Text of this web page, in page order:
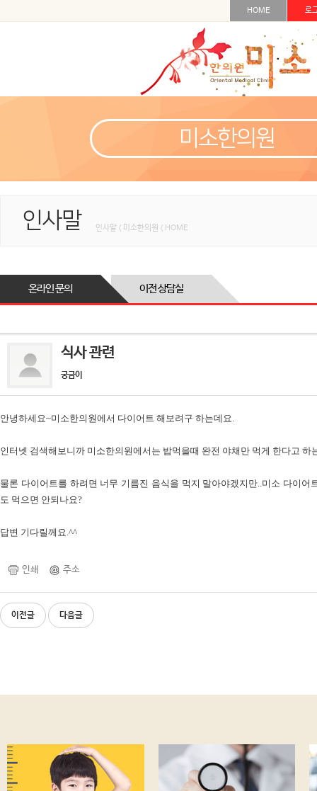
HOME 로
미소한의원
인사말 인사말 < 미소한의원 < HOME
온라인 문의 이전 상담실
식사 관련
궁금이
안녕하세요~미소한의원에서 다이어트 해보려구 하는데요.
인터넷 검색해보니까 미소한의원에서는 밥먹을때 완전 야채만 먹게 한다고 하
물론 다이어트를 하려면 너무 기름진 음식을 먹지 말아야겠지만..미소 다이어
도 먹으면 안되나요?
답변 기다릴께요.^^
인쇄 주소
이전글 다음글